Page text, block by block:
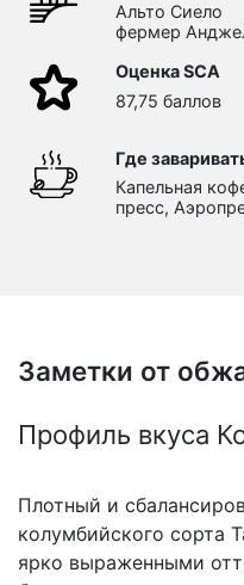
Альто Сиело
фермер
Оценка SCA
87,75 баллов
Где
Капельная
пресс,
Заметки от
Профиль вкуса
Плотный и
колумбийского сорта
ярко выраженными